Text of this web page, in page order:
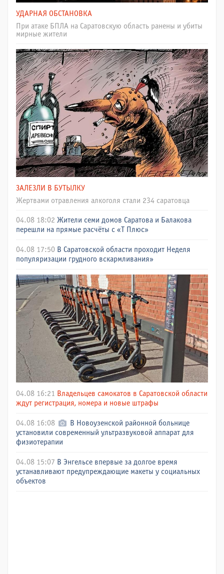
УДАРНАЯ ОБСТАНОВКА
При атаке БПЛА на Саратовскую область ранены и убиты
мирные жители
ЗАЛЕЗЛИ В БУТЫЛКУ
Жертвами отравления алкоголя стали 234 саратовца
04.08 18:02 Жители семи домов Саратова и Балакова
перешли на прямые расчёты с «Т Плюс»
04.08 17:50 В Саратовской области проходит Неделя
популяризации грудного вскармливания»
04.08 16:21 Владельцев самокатов в Саратовской области
ждут регистрация, номера и новые штрафы
04.08 16:08
В Новоузенской районной больнице
установили современный ультразвуковой аппарат для
физиотерапии
04.08 15:07 В Энгельсе впервые за долгое время
устанавливают предупреждающие макеты у социальных
объектов